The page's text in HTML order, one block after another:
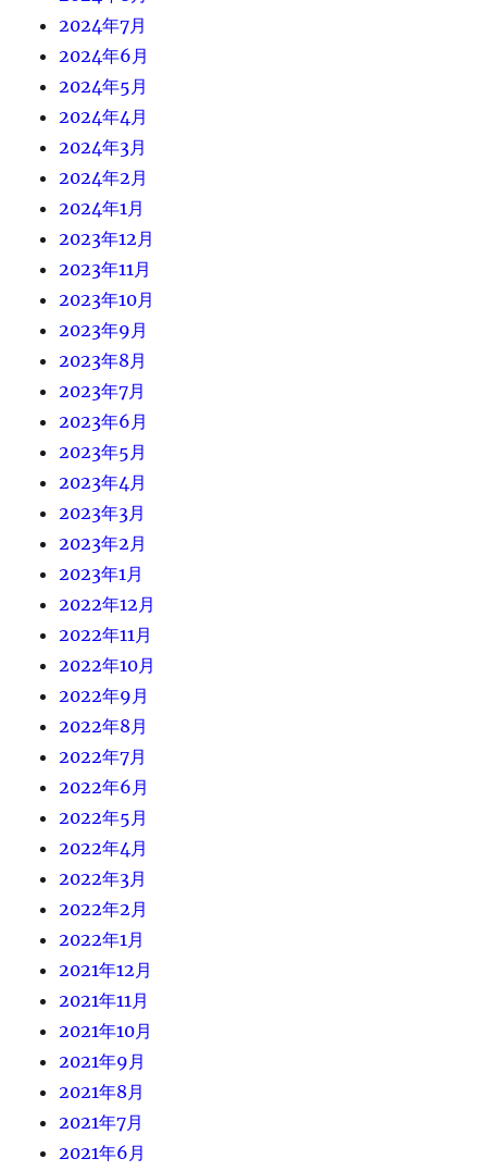
2024年7月
2024年6月
2024年5月
2024年4月
2024年3月
2024年2月
2024年1月
2023年12月
2023年11月
2023年10月
2023年9月
2023年8月
2023年7月
2023年6月
2023年5月
2023年4月
2023年3月
2023年2月
2023年1月
2022年12月
2022年11月
2022年10月
2022年9月
2022年8月
2022年7月
2022年6月
2022年5月
2022年4月
2022年3月
2022年2月
2022年1月
2021年12月
2021年11月
2021年10月
2021年9月
2021年8月
2021年7月
2021年6月